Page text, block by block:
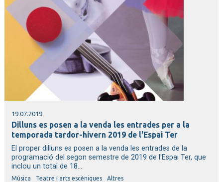
19.07.2019
Dilluns es posen a la venda les entrades per a la
temporada tardor-hivern 2019 de l'Espai Ter
El proper dilluns es posen a la venda les entrades de la
programació del segon semestre de 2019 de l'Espai Ter, que
inclou un total de 18...
Música Teatre i arts escèniques Altres